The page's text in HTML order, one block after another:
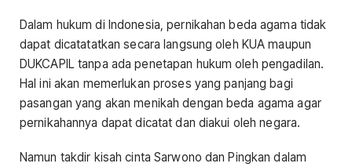
Dalam hukum di Indonesia, pernikahan beda agama tidak
dapat dicatatatkan secara langsung oleh KUA maupun
DUKCAPIL tanpa ada penetapan hukum oleh pengadilan.
Hal ini akan memerlukan proses yang panjang bagi
pasangan yang akan menikah dengan beda agama agar
pernikahannya dapat dicatat dan diakui oleh negara.
Namun takdir kisah cinta Sarwono dan Pingkan dalam